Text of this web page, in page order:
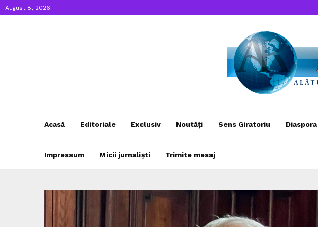
August 8, 2026
Acasă Editoriale Exclusiv Noutăți Sens Giratoriu Diaspora
Impressum Micii jurnaliști Trimite mesaj